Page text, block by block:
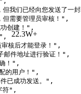
们已经向您发送了一封
需要管理员审核！",
创建！",
核后才能登录！",
件地址进行验证！",
！",
的用户！",
成功发送。",
",
22.3W+